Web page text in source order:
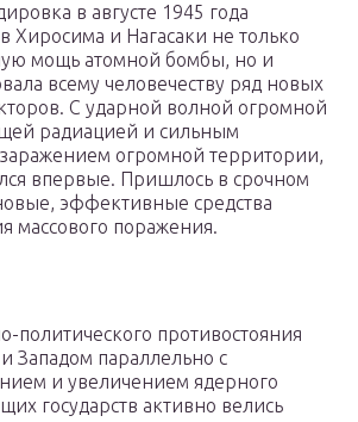
в августе 1945 года
Хиросима и Нагасаки не только
мощь атомной бомбы, но и
всему человечеству ряд новых
С ударной волной огромной
радиацией и сильным
огромной территории,
впервые. Пришлось в срочном
эффективные средства
массового поражения.
политического противостояния
Западом параллельно с
и увеличением ядерного
государств активно велись